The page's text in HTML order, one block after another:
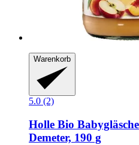
Warenkorb
5.0 (2)
Holle Bio
Demeter, 190 g